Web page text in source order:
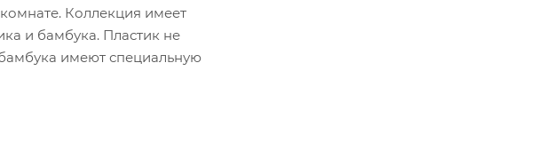
Коллекция имеет
и бамбука. Пластик не
имеют специальную